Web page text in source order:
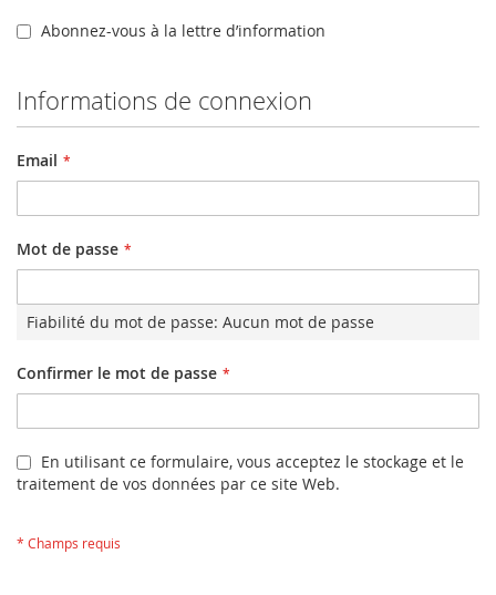
Abonnez-vous à la lettre d’information
Informations de connexion
Email
Mot de passe
Fiabilité du mot de passe: Aucun mot de passe
Confirmer le mot de passe
En utilisant ce formulaire, vous acceptez le stockage et le
traitement de vos données par ce site Web.